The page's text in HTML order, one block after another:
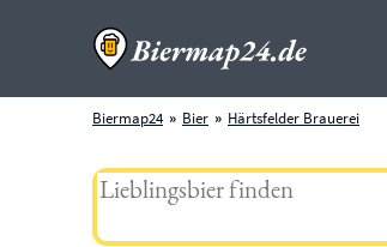
Biermap24 Bier Härtsfelder Brauerei